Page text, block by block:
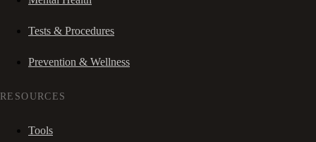
Tests & Procedures
Prevention & Wellness
RESOURCES
Tools